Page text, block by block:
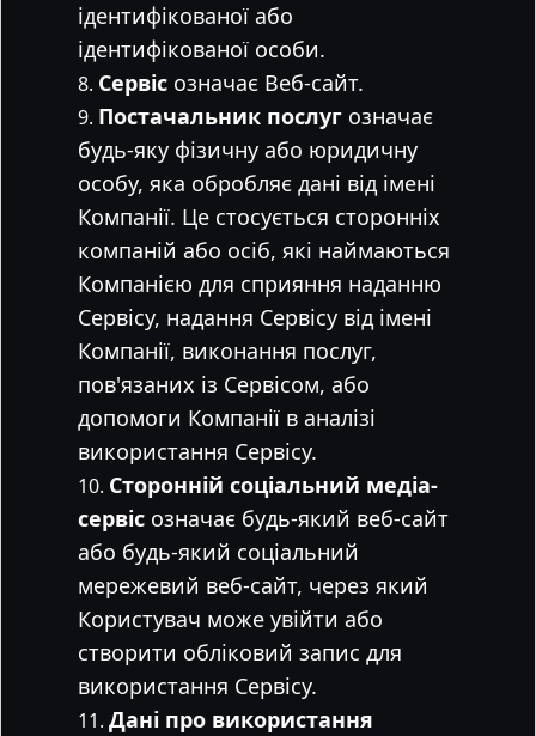
ідентифікованої або
ідентифікованої особи.
Сервіс означає Веб-сайт.
Постачальник послуг означає
будь-яку фізичну або юридичну
особу, яка обробляє дані від імені
Компанії. Це стосується сторонніх
компаній або осіб, які наймаються
Компанією для сприяння наданню
Сервісу, надання Сервісу від імені
Компанії, виконання послуг,
пов'язаних із Сервісом, або
допомоги Компанії в аналізі
використання Сервісу.
Сторонній соціальний медіа-
сервіс означає будь-який веб-сайт
або будь-який соціальний
мережевий веб-сайт, через який
Користувач може увійти або
створити обліковий запис для
використання Сервісу.
Дані про використання